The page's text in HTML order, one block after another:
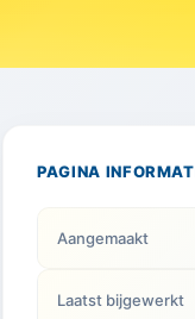
PAGINA
Aangemaakt
Laatst bijgewerkt